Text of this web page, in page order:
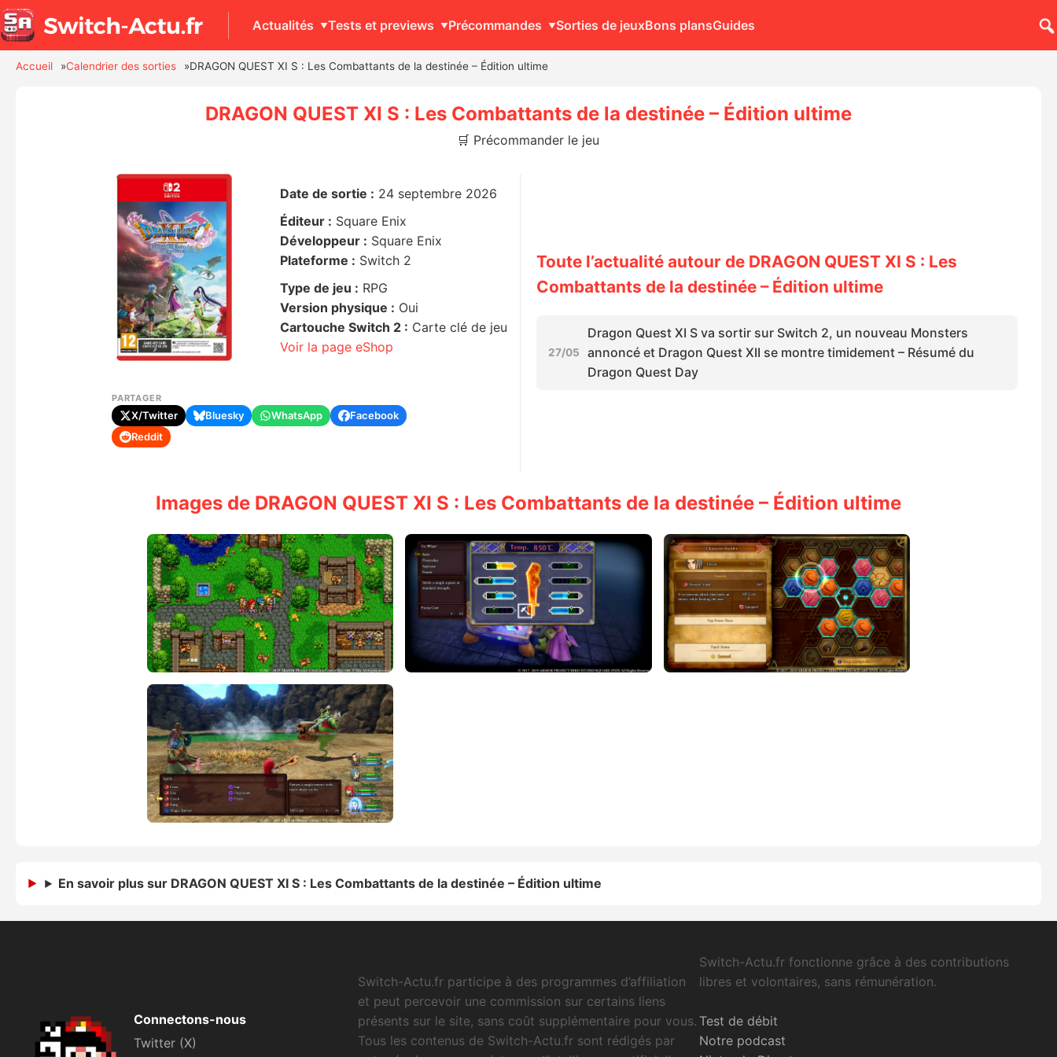
Actualités Tests et previews Précommandes Sorties de jeuxBons plansGuides
Accueil Calendrier des sorties DRAGON QUEST XI S : Les Combattants de la destinée – Édition ultime
DRAGON QUEST XI S : Les Combattants de la destinée – Édition ultime
🛒 Précommander le jeu
Date de sortie : 24 septembre 2026
Éditeur : Square Enix
Développeur : Square Enix
Plateforme : Switch 2
Type de jeu : RPG
Version physique : Oui
Cartouche Switch 2 : Carte clé de jeu
Voir la page eShop
PARTAGER
X/Twitter Bluesky WhatsApp
Facebook
Reddit
Toute l’actualité autour de DRAGON QUEST XI S : Les
Combattants de la destinée – Édition ultime
27/05
Dragon Quest XI S va sortir sur Switch 2, un nouveau Monsters
annoncé et Dragon Quest XII se montre timidement – Résumé du
Dragon Quest Day
Images de DRAGON QUEST XI S : Les Combattants de la destinée – Édition ultime
En savoir plus sur DRAGON QUEST XI S : Les Combattants de la destinée – Édition ultime
Connectons-nous
Twitter (X)
Switch-Actu.fr participe à des programmes d’affiliation
et peut percevoir une commission sur certains liens
présents sur le site, sans coût supplémentaire pour vous.
Tous les contenus de Switch-Actu.fr sont rédigés par
Switch-Actu.fr fonctionne grâce à des contributions
libres et volontaires, sans rémunération.
Test de débit
Notre podcast